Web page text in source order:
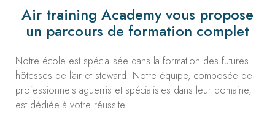
Air training Academy vous propose
un parcours de formation complet
Notre école est spécialisée dans la formation des futures
hôtesses de l’air et steward. Notre équipe, composée de
professionnels aguerris et spécialistes dans leur domaine,
est dédiée à votre réussite.